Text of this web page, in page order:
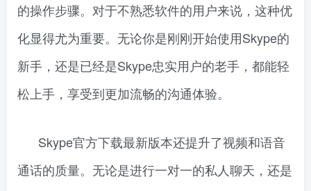
的操作步骤。对于不熟悉软件的用户来说，这种优
化显得尤为重要。无论你是刚刚开始使用Skype的
新手，还是已经是Skype忠实用户的老手，都能轻
松上手，享受到更加流畅的沟通体验。
Skype官方下载最新版本还提升了视频和语音
通话的质量。无论是进行一对一的私人聊天，还是